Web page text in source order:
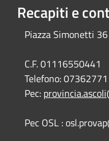
Recapiti e
Piazza Simonetti
C.F. 01116550441
Telefono:07362771
Pec:
Pec OSL :